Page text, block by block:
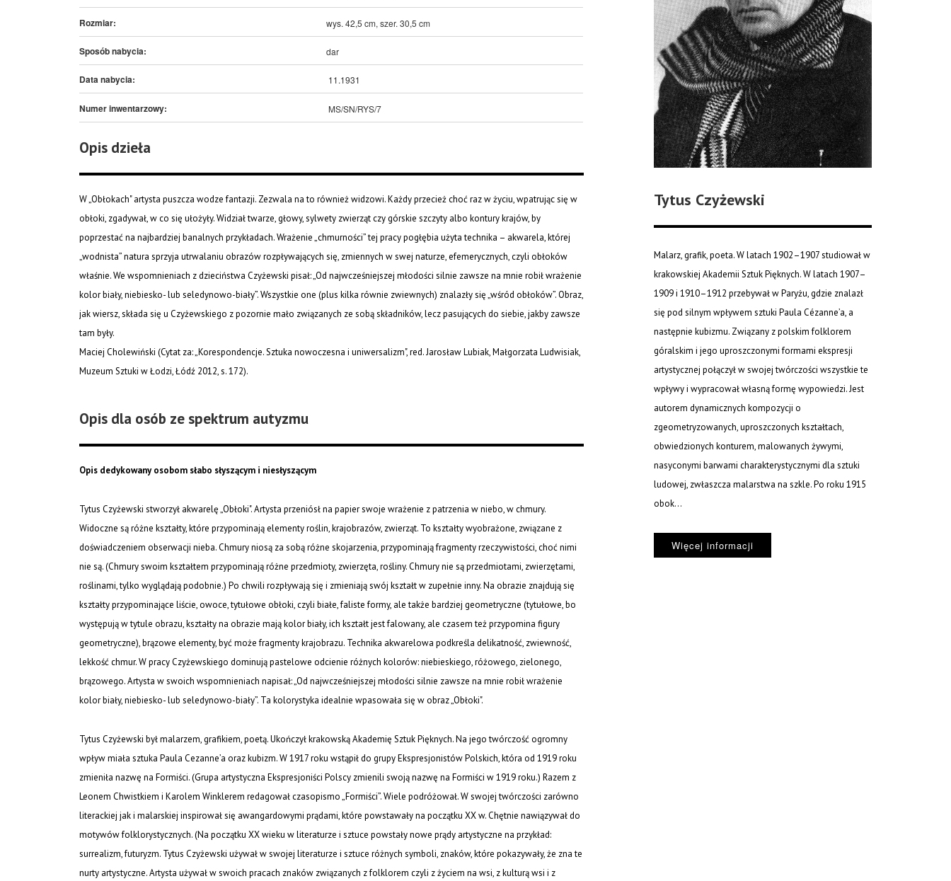
Rozmiar: wys. 42,5 cm, szer. 30,5 cm
Sposób nabycia: dar
Data nabycia: 11.1931
Numer inwentarzowy: MS/SN/RYS/7
Opis dzieła
W „Obłokach" artysta puszcza wodze fantazji. Zezwala na to również widzowi. Każdy przecież choć raz w życiu, wpatrując się w
obłoki, zgadywał, w co się ułożyły. Widział twarze, głowy, sylwety zwierząt czy górskie szczyty albo kontury krajów, by
poprzestać na najbardziej banalnych przykładach. Wrażenie „chmurności” tej pracy pogłębia użyta technika – akwarela, której
„wodnista” natura sprzyja utrwalaniu obrazów rozpływających się, zmiennych w swej naturze, efemerycznych, czyli obłoków
właśnie. We wspomnieniach z dzieciństwa Czyżewski pisał: „Od najwcześniejszej młodości silnie zawsze na mnie robił wrażenie
kolor biały, niebiesko- lub seledynowo-biały”. Wszystkie one (plus kilka równie zwiewnych) znalazły się „wśród obłoków”. Obraz,
jak wiersz, składa się u Czyżewskiego z pozornie mało związanych ze sobą składników, lecz pasujących do siebie, jakby zawsze
tam były.
Maciej Cholewiński (Cytat za: „Korespondencje. Sztuka nowoczesna i uniwersalizm", red. Jarosław Lubiak, Małgorzata Ludwisiak,
Muzeum Sztuki w Łodzi, Łódź 2012, s. 172).
Opis dla osób ze spektrum autyzmu
Opis dedykowany osobom słabo słyszącym i niesłyszącym
Tytus Czyżewski stworzył akwarelę „Obłoki". Artysta przeniósł na papier swoje wrażenie z patrzenia w niebo, w chmury.
Widoczne są różne kształty, które przypominają elementy roślin, krajobrazów, zwierząt. To kształty wyobrażone, związane z
doświadczeniem obserwacji nieba. Chmury niosą za sobą różne skojarzenia, przypominają fragmenty rzeczywistości, choć nimi
nie są. (Chmury swoim kształtem przypominają różne przedmioty, zwierzęta, rośliny. Chmury nie są przedmiotami, zwierzętami,
roślinami, tylko wyglądają podobnie.) Po chwili rozpływają się i zmieniają swój kształt w zupełnie inny. Na obrazie znajdują się
kształty przypominające liście, owoce, tytułowe obłoki, czyli białe, faliste formy, ale także bardziej geometryczne (tytułowe, bo
występują w tytule obrazu, kształty na obrazie mają kolor biały, ich kształt jest falowany, ale czasem też przypomina figury
geometryczne), brązowe elementy, być może fragmenty krajobrazu. Technika akwarelowa podkreśla delikatność, zwiewność,
lekkość chmur. W pracy Czyżewskiego dominują pastelowe odcienie różnych kolorów: niebieskiego, różowego, zielonego,
brązowego. Artysta w swoich wspomnieniach napisał: „Od najwcześniejszej młodości silnie zawsze na mnie robił wrażenie
kolor biały, niebiesko- lub seledynowo-biały”. Ta kolorystyka idealnie wpasowała się w obraz „Obłoki".
Tytus Czyżewski był malarzem, grafikiem, poetą. Ukończył krakowską Akademię Sztuk Pięknych. Na jego twórczość ogromny
wpływ miała sztuka Paula Cezanne’a oraz kubizm. W 1917 roku wstąpił do grupy Ekspresjonistów Polskich, która od 1919 roku
zmieniła nazwę na Formiści. (Grupa artystyczna Ekspresjoniści Polscy zmienili swoją nazwę na Formiści w 1919 roku.) Razem z
Leonem Chwistkiem i Karolem Winklerem redagował czasopismo „Formiści”. Wiele podróżował. W swojej twórczości zarówno
literackiej jak i malarskiej inspirował się awangardowymi prądami, które powstawały na początku XX w. Chętnie nawiązywał do
motywów folklorystycznych. (Na początku XX wieku w literaturze i sztuce powstały nowe prądy artystyczne na przykład:
surrealizm, futuryzm. Tytus Czyżewski używał w swojej literaturze i sztuce różnych symboli, znaków, które pokazywały, że zna te
nurty artystyczne. Artysta używał w swoich pracach znaków związanych z folklorem czyli z życiem na wsi, z kulturą wsi i z
Tytus Czyżewski
Malarz, grafik, poeta. W latach 1902–1907 studiował w
krakowskiej Akademii Sztuk Pięknych. W latach 1907–
1909 i 1910–1912 przebywał w Paryżu, gdzie znalazł
się pod silnym wpływem sztuki Paula Cézanne’a, a
następnie kubizmu. Związany z polskim folklorem
góralskim i jego uproszczonymi formami ekspresji
artystycznej połączył w swojej twórczości wszystkie te
wpływy i wypracował własną formę wypowiedzi. Jest
autorem dynamicznych kompozycji o
zgeometryzowanych, uproszczonych kształtach,
obwiedzionych konturem, malowanych żywymi,
nasyconymi barwami charakterystycznymi dla sztuki
ludowej, zwłaszcza malarstwa na szkle. Po roku 1915
obok...
Więcej informacji